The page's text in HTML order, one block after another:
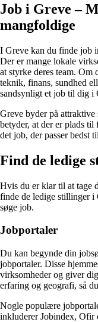
Job i Greve –
mangfoldige
I Greve kan du finde job
Der er mange lokale
at styrke deres team. Om
teknik, finans, sundhed
sandsynligt et job til dig i
Greve byder på
betyder, at der er plads
det job, der passer bedst
Find de ledige
Hvis du er klar til at tage
finde de ledige stillinger i
søge job.
Jobportaler
Du kan begynde din
jobportaler. Disse
virksomheder og giver
erfaring og geografi, så
Nogle populære
inkluderer Jobindex, Ofir